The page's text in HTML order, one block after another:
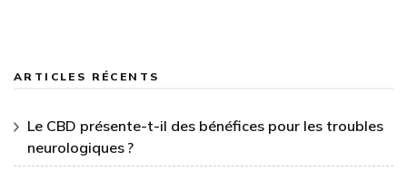
ARTICLES RÉCENTS
Le CBD présente-t-il des bénéfices pour les troubles
neurologiques ?